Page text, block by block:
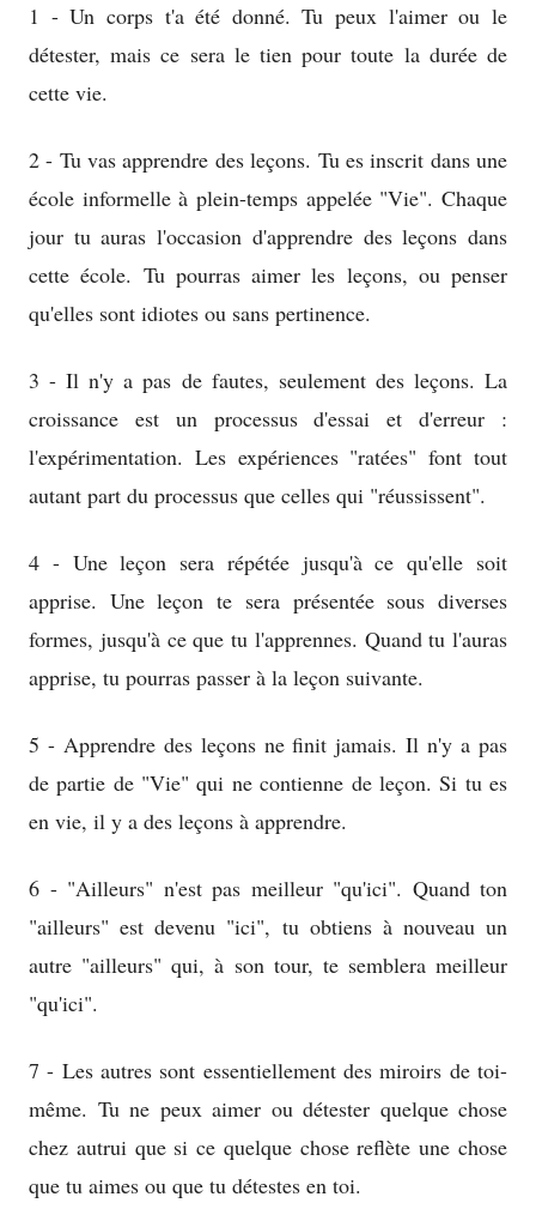
1 - Un corps t'a été donné. Tu peux l'aimer ou le
détester, mais ce sera le tien pour toute la durée de
cette vie.
2 - Tu vas apprendre des leçons. Tu es inscrit dans une
école informelle à plein-temps appelée "Vie". Chaque
jour tu auras l'occasion d'apprendre des leçons dans
cette école. Tu pourras aimer les leçons, ou penser
qu'elles sont idiotes ou sans pertinence.
3 - Il n'y a pas de fautes, seulement des leçons. La
croissance est un processus d'essai et d'erreur :
l'expérimentation. Les expériences "ratées" font tout
autant part du processus que celles qui "réussissent".
4 - Une leçon sera répétée jusqu'à ce qu'elle soit
apprise. Une leçon te sera présentée sous diverses
formes, jusqu'à ce que tu l'apprennes. Quand tu l'auras
apprise, tu pourras passer à la leçon suivante.
5 - Apprendre des leçons ne finit jamais. Il n'y a pas
de partie de "Vie" qui ne contienne de leçon. Si tu es
en vie, il y a des leçons à apprendre.
6 - "Ailleurs" n'est pas meilleur "qu'ici". Quand ton
"ailleurs" est devenu "ici", tu obtiens à nouveau un
autre "ailleurs" qui, à son tour, te semblera meilleur
"qu'ici".
7 - Les autres sont essentiellement des miroirs de toi-
même. Tu ne peux aimer ou détester quelque chose
chez autrui que si ce quelque chose reflète une chose
que tu aimes ou que tu détestes en toi.